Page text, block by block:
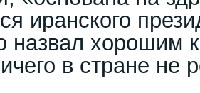
иранского
назвал хорошим
в стране не